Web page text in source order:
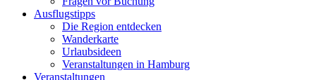
Ausflugstipps
Die Region entdecken
Wanderkarte
Urlaubsideen
Veranstaltungen in Hamburg
Veranstaltungen